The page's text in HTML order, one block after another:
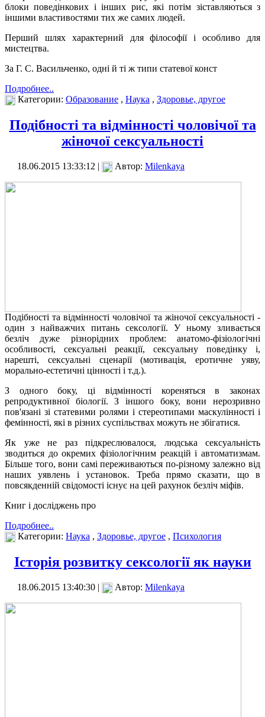
блоки поведінкових і інших рис, які потім зіставляються з
іншими властивостями тих же самих людей.
Перший шлях характерний для філософії і особливо для
мистецтва.
За Г. С. Васильченко, одні й ті ж типи статевої конст
Подробнее..
Категории: Образование , Наука , Здоровье, другое
Подібності та відмінності чоловічої та
жіночої сексуальності
18.06.2015 13:33:12 | Автор: Milenkaya
Подібності та відмінності чоловічої та жіночої сексуальності -
один з найважчих питань сексології. У ньому зливається
безліч дуже різнорідних проблем: анатомо-фізіологічні
особливості, сексуальні реакції, сексуальну поведінку і,
нарешті, сексуальні сценарії (мотивація, еротичне уяву,
морально-естетичні цінності і т.д.).
З одного боку, ці відмінності кореняться в законах
репродуктивної біології. З іншого боку, вони нерозривно
пов'язані зі статевими ролями і стереотипами маскулінності і
фемінності, які в різних суспільствах можуть не збігатися.
Як уже не раз підкреслювалося, людська сексуальність
зводиться до окремих фізіологічним реакцій і автоматизмам.
Більше того, вони самі переживаються по-різному залежно від
наших уявлень і установок. Треба прямо сказати, що в
повсякденній свідомості існує на цей рахунок безліч міфів.
Книг і досліджень про
Подробнее..
Категории: Наука , Здоровье, другое , Психология
Історія розвитку сексології як науки
18.06.2015 13:40:30 | Автор: Milenkaya